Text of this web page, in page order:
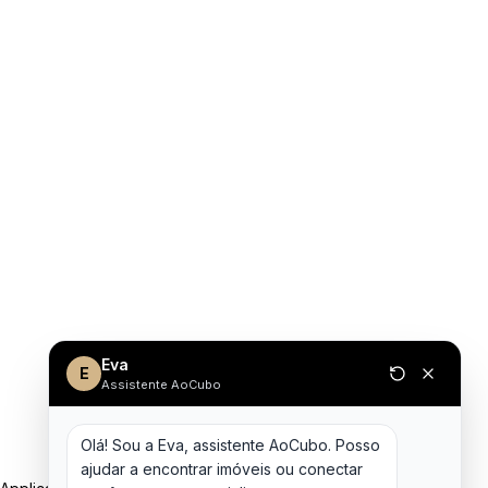
E Eva
Assistente AoCubo
Olá! Sou a Eva, assistente AoCubo. Posso
ajudar a encontrar imóveis ou conectar